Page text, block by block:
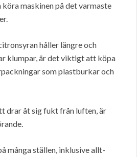
maskinen på det varmaste
håller längre och
klumpar, är det viktigt att köpa
som plastburkar och
drar åt sig fukt från luften, är
många ställen, inklusive allt-